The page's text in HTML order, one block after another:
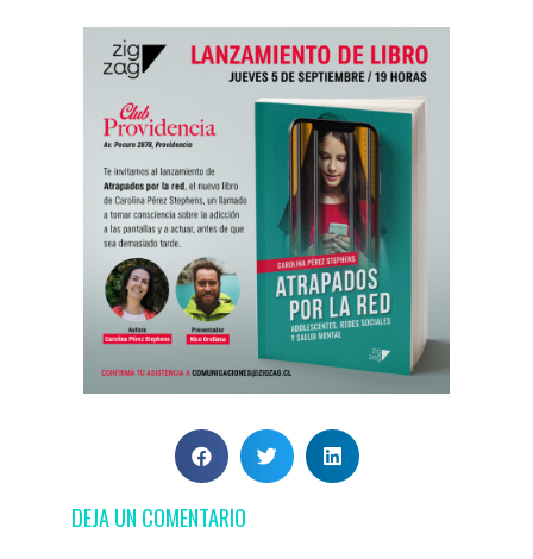
DEJA UN COMENTARIO